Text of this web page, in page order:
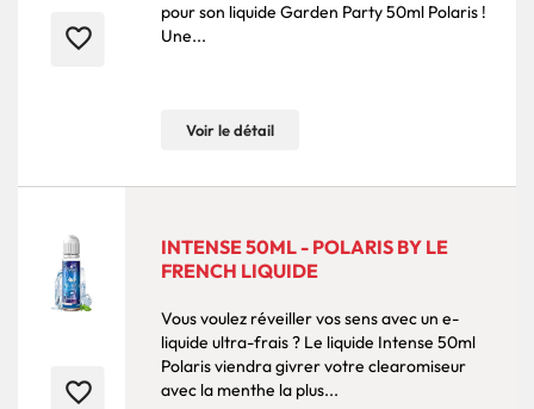
favorite_border
pour son liquide Garden Party 50ml Polaris !
Une...
Voir le détail
favorite_border
INTENSE 50ML - POLARIS BY LE
FRENCH LIQUIDE
Vous voulez réveiller vos sens avec un e-
liquide ultra-frais ? Le liquide Intense 50ml
Polaris viendra givrer votre clearomiseur
avec la menthe la plus...